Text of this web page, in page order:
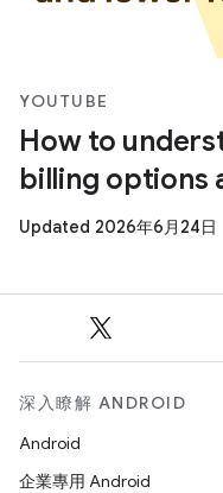
YOUTUBE
How to
billing options
Updated 2026年6月24日
深入瞭解 ANDROID
Android
企業專用 Android